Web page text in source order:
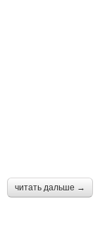
читать дальше →